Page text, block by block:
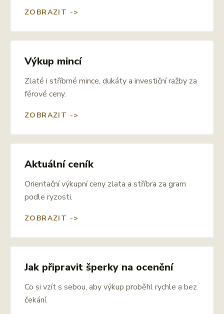
ZOBRAZIT ->
Výkup mincí
Zlaté i stříbrné mince, dukáty a investiční ražby za
férové ceny.
ZOBRAZIT ->
Aktuální ceník
Orientační výkupní ceny zlata a stříbra za gram
podle ryzosti.
ZOBRAZIT ->
Jak připravit šperky na ocenění
Co si vzít s sebou, aby výkup proběhl rychle a bez
čekání.